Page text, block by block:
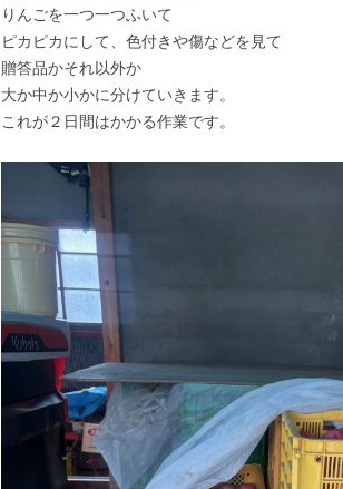
りんごを一つ一つふいて
ピカピカにして、色付きや傷などを見て
贈答品かそれ以外か
大か中か小かに分けていきます。
これが２日間はかかる作業です。